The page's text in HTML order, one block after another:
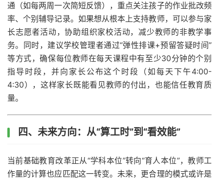
通（如每两周一次简短反馈），重点关注孩子的作业批改频
率、个别辅导记录。如果想从根本上支持教师，可以参与家
长志愿者活动，协助组织家校活动，减少教师的非教学事
务。同时，建议学校管理者通过“弹性排课+预留答疑时间”
等方式，确保每位教师在每天课程中有至少30分钟的个别
指导时段，并向家长公布这个时段（如每天下午4:00-
4:30），这样家长既能看见教师的付出，也能信任教育质
量。
四、未来方向：从“算工时”到“看效能”
当前基础教育改革正从“学科本位”转向“育人本位”，教师工
作量的计算也应匹配这一转变。未来，更合理的模式或许是